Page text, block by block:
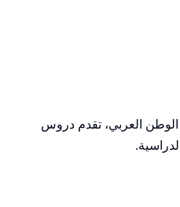
الوطن العربي، تقدم دروس